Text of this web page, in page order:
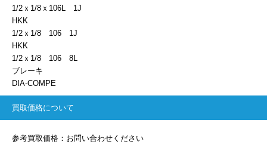
1/2ｘ1/8ｘ106L 1J
HKK
1/2ｘ1/8 106 1J
HKK
1/2ｘ1/8 106 8L
ブレーキ
DIA-COMPE
買取価格について
参考買取価格：お問い合わせください